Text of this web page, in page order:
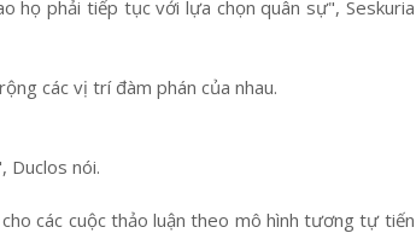
họ phải tiếp tục với lựa chọn quân sự", Seskuria
các vị trí đàm phán của nhau.
Duclos nói.
các cuộc thảo luận theo mô hình tương tự tiến